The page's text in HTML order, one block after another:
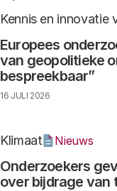
Europees
van geopolitieke
bespreekbaar”
Kennis en innovatie
16 JULI 2026
Onderzoekers
over bijdrage van
Klimaat Nieuws